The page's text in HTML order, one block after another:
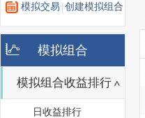
模拟交易 创建模拟组合
模拟组合
模拟组合收益排行
日收益排行